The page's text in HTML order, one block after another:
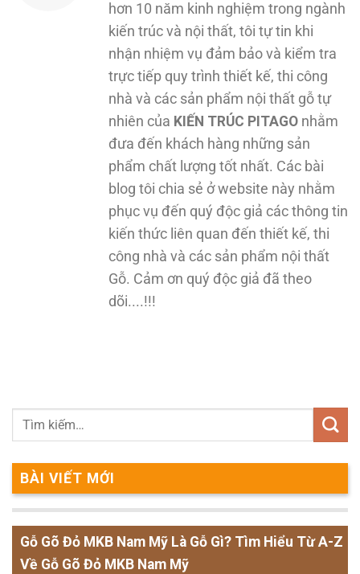
hơn 10 năm kinh nghiệm trong ngành
kiến trúc và nội thất, tôi tự tin khi
nhận nhiệm vụ đảm bảo và kiểm tra
trực tiếp quy trình thiết kế, thi công
nhà và các sản phẩm nội thất gỗ tự
nhiên của KIẾN TRÚC PITAGO nhằm
đưa đến khách hàng những sản
phẩm chất lượng tốt nhất. Các bài
blog tôi chia sẻ ở website này nhằm
phục vụ đến quý độc giả các thông tin
kiến thức liên quan đến thiết kế, thi
công nhà và các sản phẩm nội thất
Gỗ. Cảm ơn quý độc giả đã theo
dõi....!!!
BÀI VIẾT MỚI
Gỗ Gõ Đỏ MKB Nam Mỹ Là Gỗ Gì? Tìm Hiểu Từ A-Z
Về Gỗ Gõ Đỏ MKB Nam Mỹ